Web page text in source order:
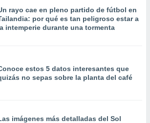
rayo cae en pleno partido de fútbol en
por qué es tan peligroso estar a
intemperie durante una tormenta
estos 5 datos interesantes que
no sepas sobre la planta del café
imágenes más detalladas del Sol